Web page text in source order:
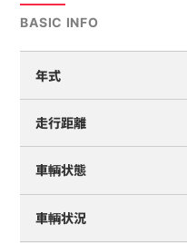
BASIC INFO
年式
走行距離
車輌状態
車輌状況